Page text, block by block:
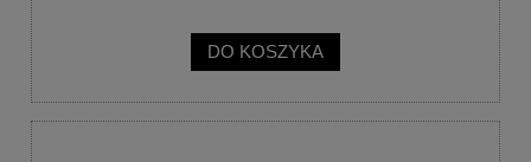
DO KOSZYKA